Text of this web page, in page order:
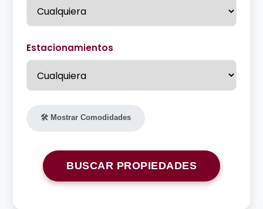
Estacionamientos
🛠️ Mostrar Comodidades
BUSCAR PROPIEDADES